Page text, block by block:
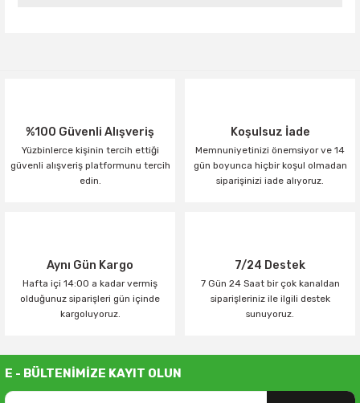
%100 Güvenli Alışveriş
Yüzbinlerce kişinin tercih ettiği
güvenli alışveriş platformunu tercih
edin.
Koşulsuz İade
Memnuniyetinizi önemsiyor ve 14
gün boyunca hiçbir koşul olmadan
siparişinizi iade alıyoruz.
Aynı Gün Kargo
Hafta içi 14:00 a kadar vermiş
olduğunuz siparişleri gün içinde
kargoluyoruz.
7/24 Destek
7 Gün 24 Saat bir çok kanaldan
siparişleriniz ile ilgili destek
sunuyoruz.
E - BÜLTENİMİZE KAYIT OLUN